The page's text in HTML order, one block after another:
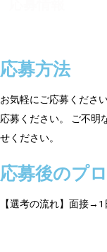
応募方法
お気軽にご応募くださ
応募ください。 ご不明
せください。
応募後のプ
【選考の流れ】面接→1